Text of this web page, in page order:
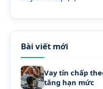
Bài viết mới
Vay tín chấp
tăng hạn mức